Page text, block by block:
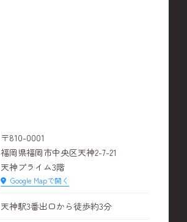
〒810-0001
福岡県福岡市中央区天神2-7-21
天神プライム3階
Google Mapで開く
天神駅3番出口から徒歩約3分